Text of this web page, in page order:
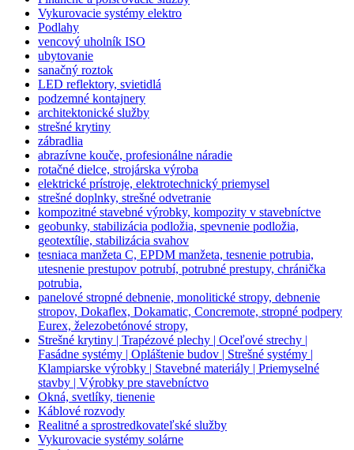
Vykurovacie systémy elektro
Podlahy
vencový uholník ISO
ubytovanie
sanačný roztok
LED reflektory, svietidlá
podzemné kontajnery
architektonické služby
strešné krytiny
zábradlia
abrazívne kouče, profesionálne náradie
rotačné dielce, strojárska výroba
elektrické prístroje, elektrotechnický priemysel
strešné doplnky, strešné odvetranie
kompozitné stavebné výrobky, kompozity v stavebníctve
geobunky, stabilizácia podložia, spevnenie podložia,
geotextílie, stabilizácia svahov
tesniaca manžeta C, EPDM manžeta, tesnenie potrubia,
utesnenie prestupov potrubí, potrubné prestupy, chránička
potrubia,
panelové stropné debnenie, monolitické stropy, debnenie
stropov, Dokaflex, Dokamatic, Concremote, stropné podpery
Eurex, železobetónové stropy,
Strešné krytiny | Trapézové plechy | Oceľové strechy |
Fasádne systémy | Opláštenie budov | Strešné systémy |
Klampiarske výrobky | Stavebné materiály | Priemyselné
stavby | Výrobky pre stavebníctvo
Okná, svetlíky, tienenie
Káblové rozvody
Realitné a sprostredkovateľské služby
Vykurovacie systémy solárne